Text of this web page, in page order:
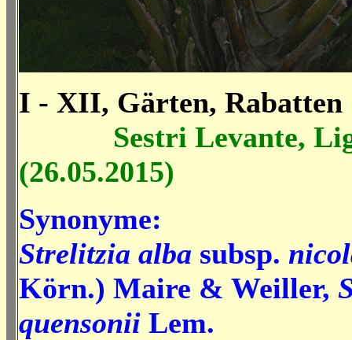
I - XII, Gärten, Rabatten
Sestri Levante,
(26.05.2015)
Synonyme:
Strelitzia alba subsp.
Körn.) Maire & Weiller,
quensonii Lem.